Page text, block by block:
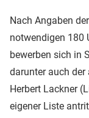
Nach Angaben
notwendigen 180
bewerben sich in
darunter auch der
Herbert Lackner
eigener Liste